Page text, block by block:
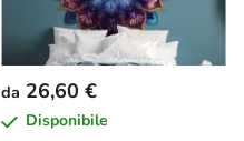
da 26,60 €
Disponibile